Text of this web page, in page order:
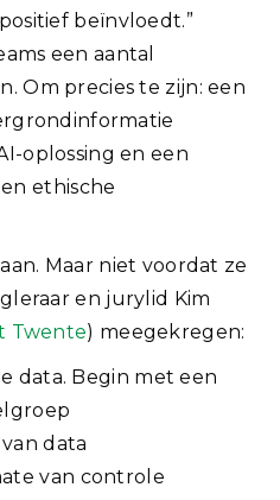
beïnvloedt.”
een aantal
Om precies te zijn: een
oplossing en een
ethische
Maar niet voordat ze
en jurylid Kim
Twente) meegekregen:
data. Begin met een
data
van controle